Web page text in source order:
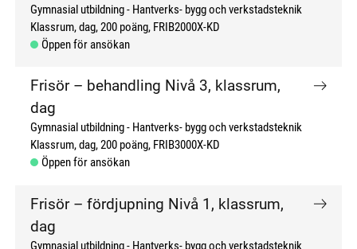
Gymnasial utbildning
Hantverks- bygg och verkstadsteknik
Klassrum, dag 200 poäng FRIB2000X-KD
Öppen för ansökan
Frisör – behandling Nivå 3, klassrum,
dag
Gymnasial utbildning
Hantverks- bygg och verkstadsteknik
Klassrum, dag 200 poäng FRIB3000X-KD
Öppen för ansökan
Frisör – fördjupning Nivå 1, klassrum,
dag
Gymnasial utbildning
Hantverks- bygg och verkstadsteknik